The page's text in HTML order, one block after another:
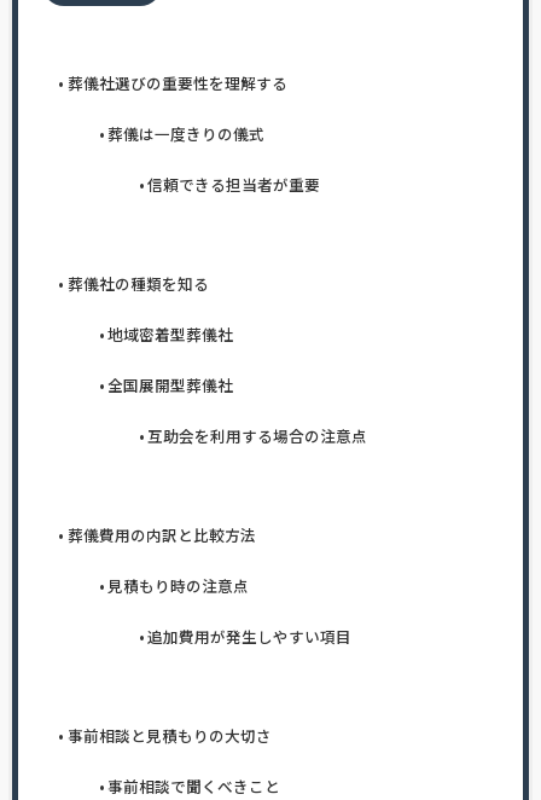
葬儀社選びの重要性を理解する
葬儀は一度きりの儀式
信頼できる担当者が重要
葬儀社の種類を知る
地域密着型葬儀社
全国展開型葬儀社
互助会を利用する場合の注意点
葬儀費用の内訳と比較方法
見積もり時の注意点
追加費用が発生しやすい項目
事前相談と見積もりの大切さ
事前相談で聞くべきこと